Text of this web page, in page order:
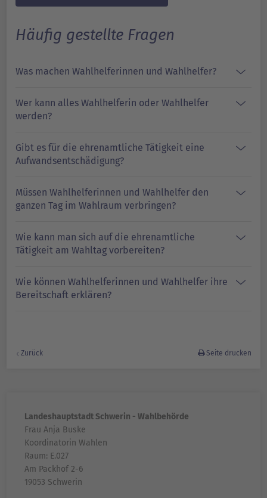
Häufig gestellte Fragen
Was machen Wahlhelferinnen und Wahlhelfer?
Wer kann alles Wahlhelferin oder Wahlhelfer
werden?
Gibt es für die ehrenamtliche Tätigkeit eine
Aufwandsentschädigung?
Müssen Wahlhelferinnen und Wahlhelfer den
ganzen Tag im Wahlraum verbringen?
Wie kann man sich auf die ehrenamtliche
Tätigkeit am Wahltag vorbereiten?
Wie können Wahlhelferinnen und Wahlhelfer ihre
Bereitschaft erklären?
Zurück Seite drucken
Landeshauptstadt Schwerin - Wahlbehörde
Frau Anja Buske
Koordinatorin Wahlen
Raum: E.027
Am Packhof 2-6
19053 Schwerin